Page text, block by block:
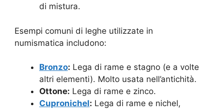
di mistura.
Esempi comuni di leghe utilizzate in
numismatica includono:
Bronzo: Lega di rame e stagno (e a volte
altri elementi). Molto usata nell’antichità.
Ottone: Lega di rame e zinco.
Cupronichel: Lega di rame e nichel,